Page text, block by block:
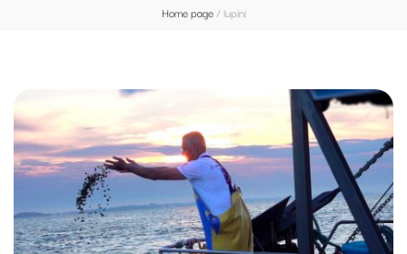
Home page/lupini